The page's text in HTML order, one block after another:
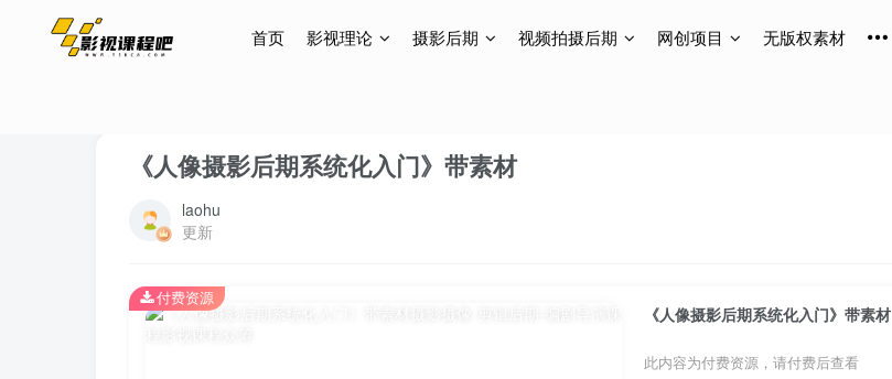
首页 影视理论 摄影后期 视频拍摄后期 网创项目 无版权素材
《人像摄影后期系统化入门》带素材
laohu
更新
《人像摄影后期系统化入门》带素材
此内容为付费资源，请付费后查看
付费资源